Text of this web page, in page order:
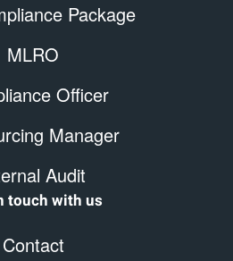
Package
MLRO
Officer
Manager
Audit
touch with us
Contact